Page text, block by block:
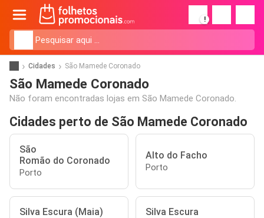
!
Cidades São Mamede Coronado
São Mamede Coronado
Não foram encontradas lojas em São Mamede Coronado.
Cidades perto de São Mamede Coronado
São
Romão do Coronado
Porto
Alto do Facho
Porto
Silva Escura (Maia) Silva Escura